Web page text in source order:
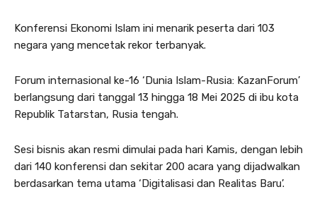
Konferensi Ekonomi Islam ini menarik peserta dari 103
negara yang mencetak rekor terbanyak.
Forum internasional ke-16 ‘Dunia Islam-Rusia: KazanForum’
berlangsung dari tanggal 13 hingga 18 Mei 2025 di ibu kota
Republik Tatarstan, Rusia tengah.
Sesi bisnis akan resmi dimulai pada hari Kamis, dengan lebih
dari 140 konferensi dan sekitar 200 acara yang dijadwalkan
berdasarkan tema utama ‘Digitalisasi dan Realitas Baru’.